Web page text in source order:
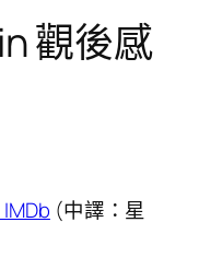
觀後感
(中譯：星